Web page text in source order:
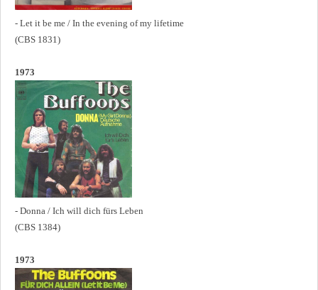
- Let it be me / In the evening of my lifetime
(CBS 1831)
1973
- Donna / Ich will dich fürs Leben
(CBS 1384)
1973